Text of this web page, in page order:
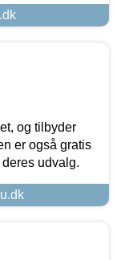
og tilbyder
er også gratis
udvalg.